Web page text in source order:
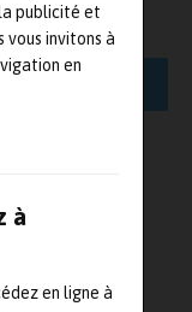
publicité et
vous invitons à
en
à
en ligne à
fluides
auparavant
La division
démontre
appel à des
En exploitant
fabricants